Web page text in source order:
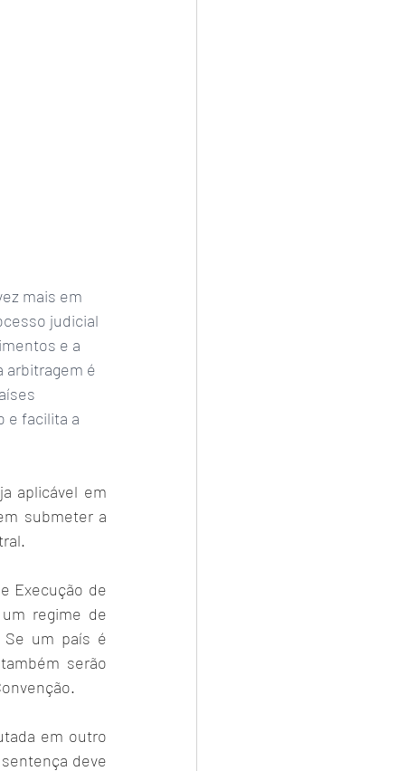
mais em
judicial
e a
arbitragem é
e facilita a
aplicável em
submeter a
Execução de
regime de
Se um país é
serão
em outro
deve